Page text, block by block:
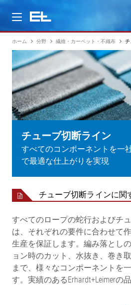
製品
分野
サービス
ホーム 分野 繊維・カーペット・不織布 チ
チューブ切断ライン
すべてのコンポーネントを一
で最適な仕上がりを実現
チューブ切断ラインに関
すべてのロープの蛇行およびチ
は、それぞれの要件に合わせて
生産を保証します。編み落とし
ョン時のカット、水抜き、巻き
まで、様々なコンポーネントを
す。実績のあるErhardt+Leimerの